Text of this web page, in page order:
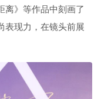
离》等作品中刻画了
表现力，在镜头前展